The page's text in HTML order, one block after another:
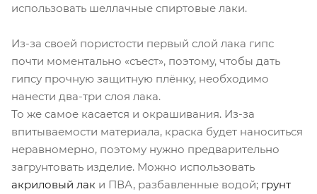
использовать шеллачные спиртовые лаки.
Из-за своей пористости первый слой лака гипс
почти моментально «съест», поэтому, чтобы дать
гипсу прочную защитную плёнку, необходимо
нанести два-три слоя лака.
То же самое касается и окрашивания. Из-за
впитываемости материала, краска будет наноситься
неравномерно, поэтому нужно предварительно
загрунтовать изделие. Можно использовать
акриловый лак и ПВА, разбавленные водой; грунт